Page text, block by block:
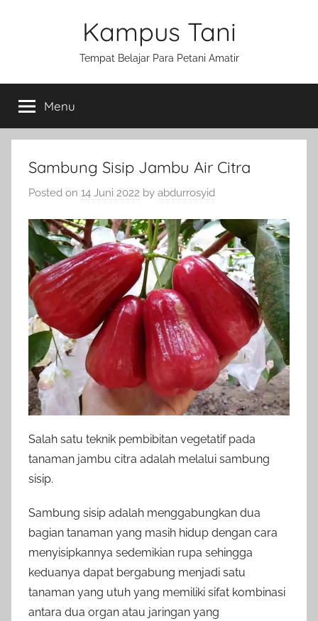
Kampus Tani
Tempat Belajar Para Petani Amatir
Menu
Sambung Sisip Jambu Air Citra
Posted on 14 Juni 2022 by abdurrosyid
Salah satu teknik pembibitan vegetatif pada
tanaman jambu citra adalah melalui sambung
sisip.
Sambung sisip adalah menggabungkan dua
bagian tanaman yang masih hidup dengan cara
menyisipkannya sedemikian rupa sehingga
keduanya dapat bergabung menjadi satu
tanaman yang utuh yang memiliki sifat kombinasi
antara dua organ atau jaringan yang